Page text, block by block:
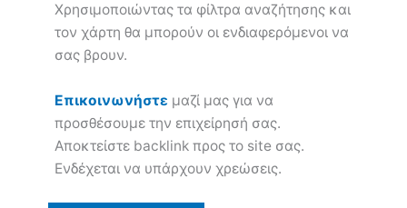
Χρησιμοποιώντας τα φίλτρα αναζήτησης και
τον χάρτη θα μπορούν οι ενδιαφερόμενοι να
σας βρουν.
Επικοινωνήστε μαζί μας για να
προσθέσουμε την επιχείρησή σας.
Αποκτείστε backlink προς το site σας.
Ενδέχεται να υπάρχουν χρεώσεις.